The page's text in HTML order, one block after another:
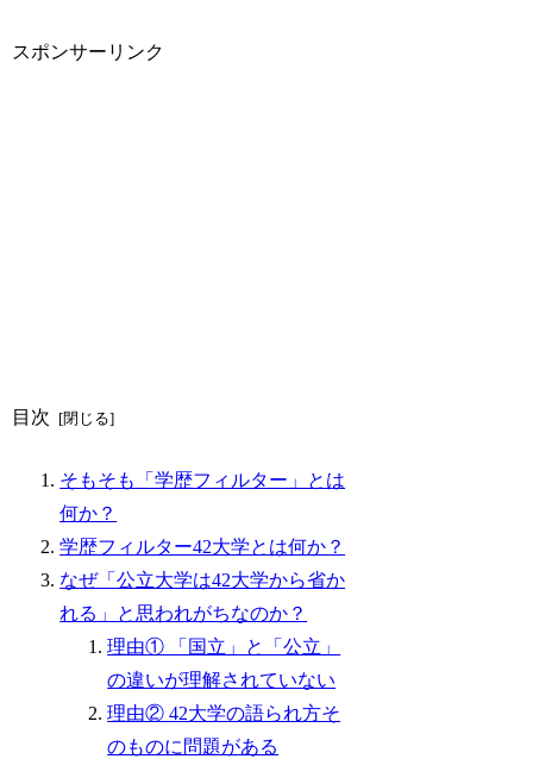
スポンサーリンク
目次
そもそも「学歴フィルター」とは
何か？
学歴フィルター42大学とは何か？
なぜ「公立大学は42大学から省か
れる」と思われがちなのか？
理由① 「国立」と「公立」
の違いが理解されていない
理由② 42大学の語られ方そ
のものに問題がある